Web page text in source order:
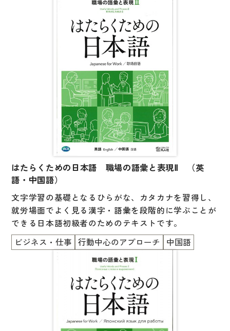
はたらくための日本語 職場の語彙と表現Ⅱ （英
語・中国語）
文字学習の基礎となるひらがな、カタカナを習得し、
就労場面でよく見る漢字・語彙を段階的に学ぶことが
できる日本語初級者のためのテキストです。
ビジネス・仕事 行動中心のアプローチ 中国語